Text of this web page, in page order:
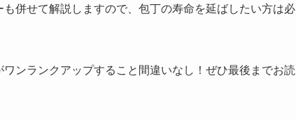
併せて解説しますので、包丁の寿命を延ばしたい方は必
ンランクアップすること間違いなし！ぜひ最後までお読